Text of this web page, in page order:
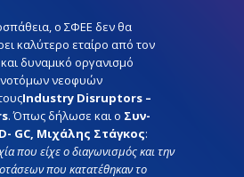
ο ΣΦΕΕ δεν θα
καλύτερο εταίρο από τον
δυναμικό οργανισμό
νεοφυών
Industry Disruptors –
. Όπως δήλωσε και ο Συν-
GC, Μιχάλης Στάγκος:
που είχε ο διαγωνισμός και την
που κατατέθηκαν το